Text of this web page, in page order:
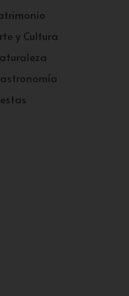
y Cultura